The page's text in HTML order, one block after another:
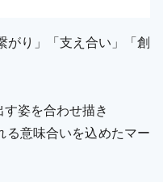
がり」「支え合い」「創
姿を合わせ描き
る意味合いを込めたマー